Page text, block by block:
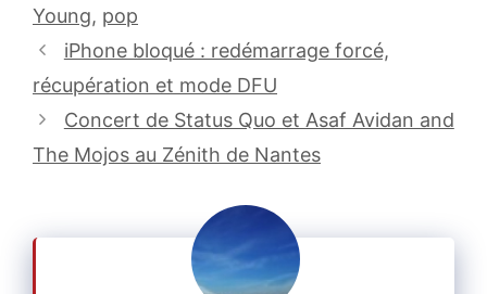
Young, pop
iPhone bloqué : redémarrage forcé,
récupération et mode DFU
Concert de Status Quo et Asaf Avidan and
The Mojos au Zénith de Nantes